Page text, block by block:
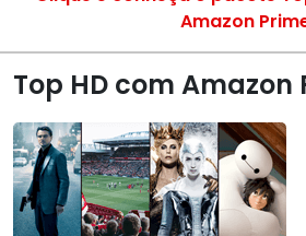
Amazon
Top HD com Amazon